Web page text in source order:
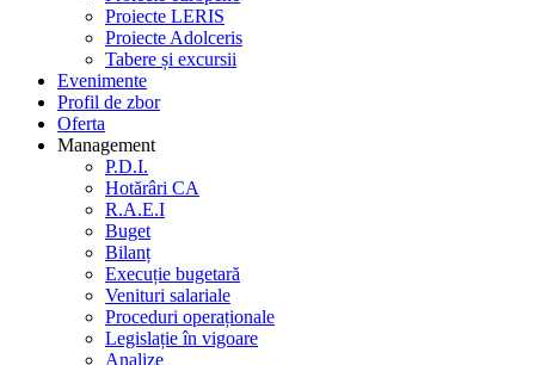
Proiecte LERIS
Proiecte Adolceris
Tabere și excursii
Evenimente
Profil de zbor
Oferta
Management
P.D.I.
Hotărâri CA
R.A.E.I
Buget
Bilanț
Execuție bugetară
Venituri salariale
Proceduri operaționale
Legislație în vigoare
Analize